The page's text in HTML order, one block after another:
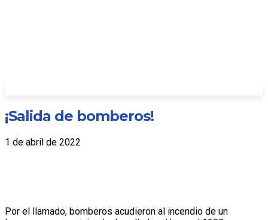
¡Salida de bomberos!
1 de abril de 2022
Por el llamado, bomberos acudieron al incendio de un